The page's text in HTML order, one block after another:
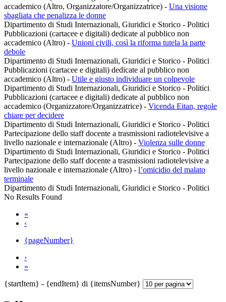
accademico (Altro, Organizzatore/Organizzatrice) - Una visione
sbagliata che penalizza le donne
Dipartimento di Studi Internazionali, Giuridici e Storico - Politici
Pubblicazioni (cartacee e digitali) dedicate al pubblico non
accademico (Altro) - Unioni civili, così la riforma tutela la parte
debole
Dipartimento di Studi Internazionali, Giuridici e Storico - Politici
Pubblicazioni (cartacee e digitali) dedicate al pubblico non
accademico (Altro) - Utile e giusto individuare un colpevole
Dipartimento di Studi Internazionali, Giuridici e Storico - Politici
Pubblicazioni (cartacee e digitali) dedicate al pubblico non
accademico (Organizzatore/Organizzatrice) - Vicenda Eitan, regole
chiare per decidere
Dipartimento di Studi Internazionali, Giuridici e Storico - Politici
Partecipazione dello staff docente a trasmissioni radiotelevisive a
livello nazionale e internazionale (Altro) - Violenza sulle donne
Dipartimento di Studi Internazionali, Giuridici e Storico - Politici
Partecipazione dello staff docente a trasmissioni radiotelevisive a
livello nazionale e internazionale (Altro) - l’omicidio del malato
terminale
Dipartimento di Studi Internazionali, Giuridici e Storico - Politici
No Results Found
«
‹
{pageNumber}
›
»
{startItem} - {endItem} di {itemsNumber}